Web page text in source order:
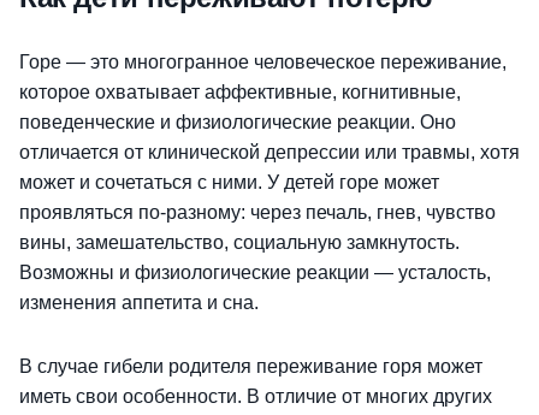
Горе — это многогранное человеческое переживание,
которое охватывает аффективные, когнитивные,
поведенческие и физиологические реакции. Оно
отличается от клинической депрессии или травмы, хотя
может и сочетаться с ними. У детей горе может
проявляться по-разному: через печаль, гнев, чувство
вины, замешательство, социальную замкнутость.
Возможны и физиологические реакции — усталость,
изменения аппетита и сна.
В случае гибели родителя переживание горя может
иметь свои особенности. В отличие от многих других